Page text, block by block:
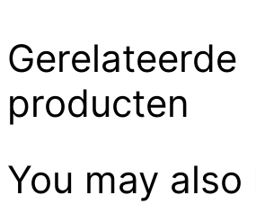
Gerelateerde
producten
You may